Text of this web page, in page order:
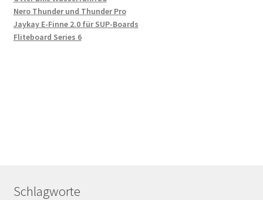
Nero Thunder und Thunder Pro
Jaykay E-Finne 2.0 für SUP-Boards
Fliteboard Series 6
Schlagworte